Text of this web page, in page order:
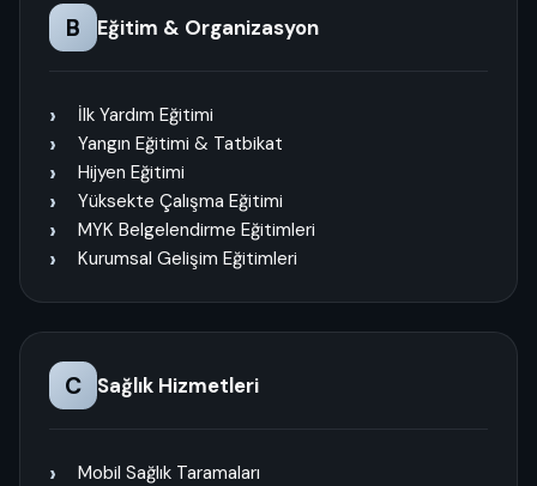
B Eğitim & Organizasyon
İlk Yardım Eğitimi
Yangın Eğitimi & Tatbikat
Hijyen Eğitimi
Yüksekte Çalışma Eğitimi
MYK Belgelendirme Eğitimleri
Kurumsal Gelişim Eğitimleri
C Sağlık Hizmetleri
Mobil Sağlık Taramaları